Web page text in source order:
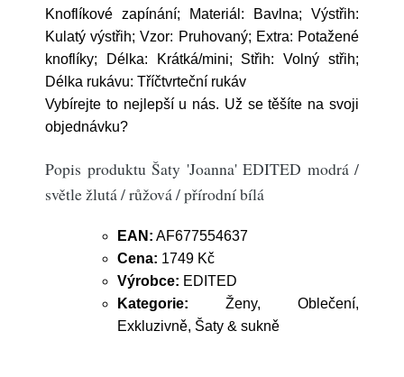
Knoflíkové zapínání; Materiál: Bavlna; Výstřih:
Kulatý výstřih; Vzor: Pruhovaný; Extra: Potažené
knoflíky; Délka: Krátká/mini; Střih: Volný střih;
Délka rukávu: Tříčtvrteční rukáv
Vybírejte to nejlepší u nás. Už se těšíte na svoji
objednávku?
Popis produktu Šaty 'Joanna' EDITED modrá /
světle žlutá / růžová / přírodní bílá
EAN: AF677554637
Cena: 1749 Kč
Výrobce: EDITED
Kategorie: Ženy, Oblečení,
Exkluzivně, Šaty & sukně